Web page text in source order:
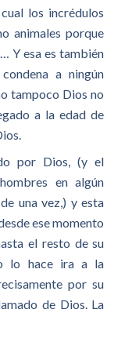
los incrédulos
animales porque
Y esa es también
a ningún
tampoco Dios no
a la edad de
por Dios, (y el
en algún
una vez,) y esta
ese momento
el resto de su
lo hace ira a la
por su
de Dios. La